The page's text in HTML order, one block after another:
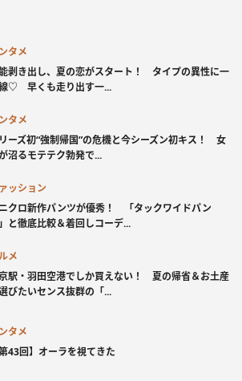
タメ
剥き出し、夏の恋がスタート！ タイプの異性に一
♡ 早くも走り出す一...
タメ
ーズ初“強制帰国”の危機と今シーズン初キス！ 女
沼るモテテク勃発で...
ッション
クロ新作パンツが優秀！ 「タックワイドパン
と徹底比較＆着回しコーデ...
メ
駅・羽田空港でしか買えない！ 夏の帰省＆お土産
びたいセンス抜群の「...
タメ
第43回】オーラを視てきた